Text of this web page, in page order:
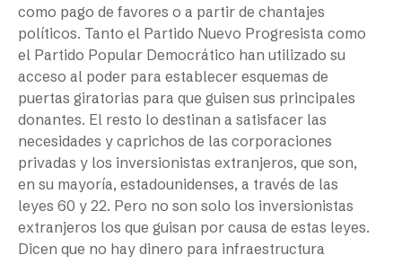
como pago de favores o a partir de chantajes
políticos. Tanto el Partido Nuevo Progresista como
el Partido Popular Democrático han utilizado su
acceso al poder para establecer esquemas de
puertas giratorias para que guisen sus principales
donantes. El resto lo destinan a satisfacer las
necesidades y caprichos de las corporaciones
privadas y los inversionistas extranjeros, que son,
en su mayoría, estadounidenses, a través de las
leyes 60 y 22. Pero no son solo los inversionistas
extranjeros los que guisan por causa de estas leyes.
Dicen que no hay dinero para infraestructura